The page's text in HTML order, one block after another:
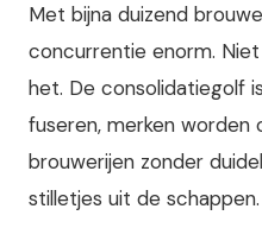
Met bijna duizend
concurrentie enorm.
het. De consolidatiegolf
fuseren, merken worden
brouwerijen zonder
stilletjes uit de schappen.